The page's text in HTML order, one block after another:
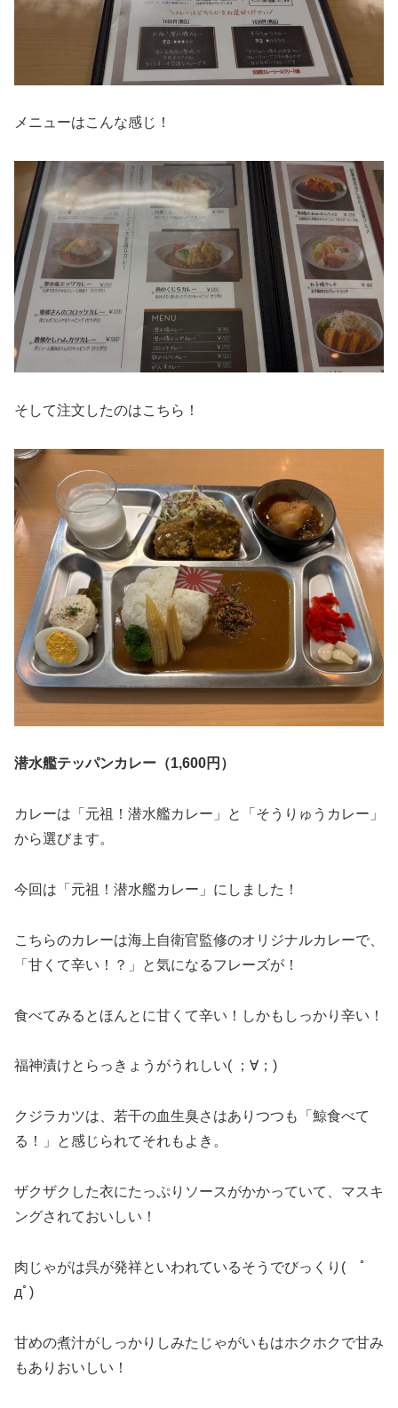
メニューはこんな感じ！
そして注文したのはこちら！
潜水艦テッパンカレー（1,600円）
カレーは「元祖！潜水艦カレー」と「そうりゅうカレー」
から選びます。
今回は「元祖！潜水艦カレー」にしました！
こちらのカレーは海上自衛官監修のオリジナルカレーで、
「甘くて辛い！？」と気になるフレーズが！
食べてみるとほんとに甘くて辛い！しかもしっかり辛い！
福神漬けとらっきょうがうれしい( ；∀；)
クジラカツは、若干の血生臭さはありつつも「鯨食べて
る！」と感じられてそれもよき。
ザクザクした衣にたっぷりソースがかかっていて、マスキ
ングされておいしい！
肉じゃがは呉が発祥といわれているそうでびっくり( ﾟ
дﾟ)
甘めの煮汁がしっかりしみたじゃがいもはホクホクで甘み
もありおいしい！